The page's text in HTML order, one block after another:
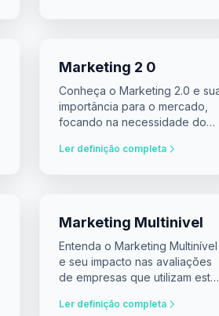
Marketing 2 0
Conheça o Marketing 2.0 e
importância para o mercado,
focando na necessidade do
de produtos.
Ler definição completa
Marketing Multinivel
Entenda o Marketing Multinível
e seu impacto nas avaliações
de empresas que utilizam este
Ler definição completa